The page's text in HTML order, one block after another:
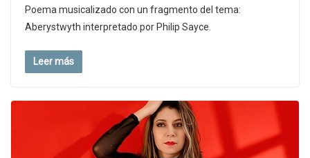
Poema musicalizado con un fragmento del tema:
Aberystwyth interpretado por Philip Sayce.
Leer más